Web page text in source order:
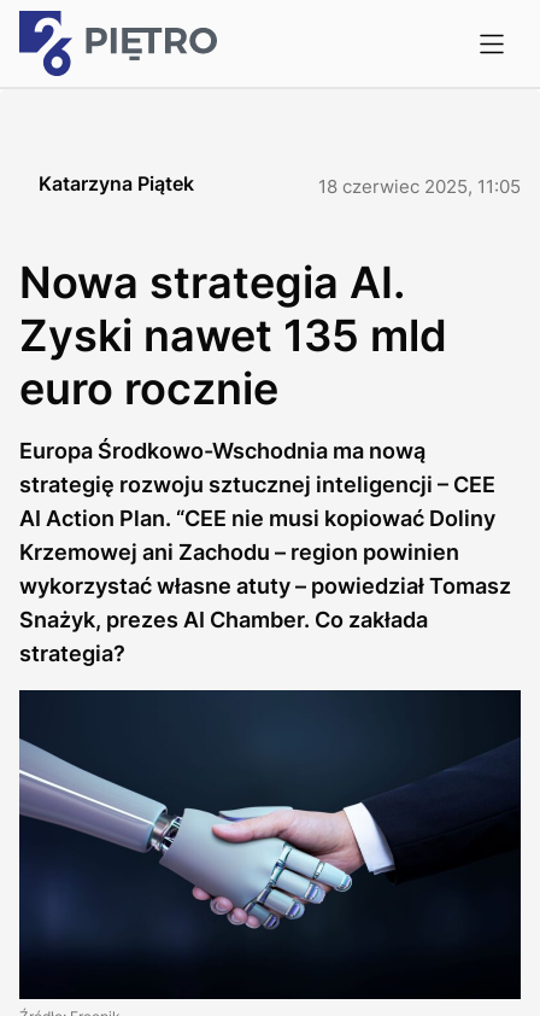
Katarzyna Piątek 18 czerwiec 2025, 11:05
Nowa strategia AI.
Zyski nawet 135 mld
euro rocznie
Europa Środkowo-Wschodnia ma nową
strategię rozwoju sztucznej inteligencji – CEE
AI Action Plan. “CEE nie musi kopiować Doliny
Krzemowej ani Zachodu – region powinien
wykorzystać własne atuty – powiedział Tomasz
Snażyk, prezes AI Chamber. Co zakłada
strategia?